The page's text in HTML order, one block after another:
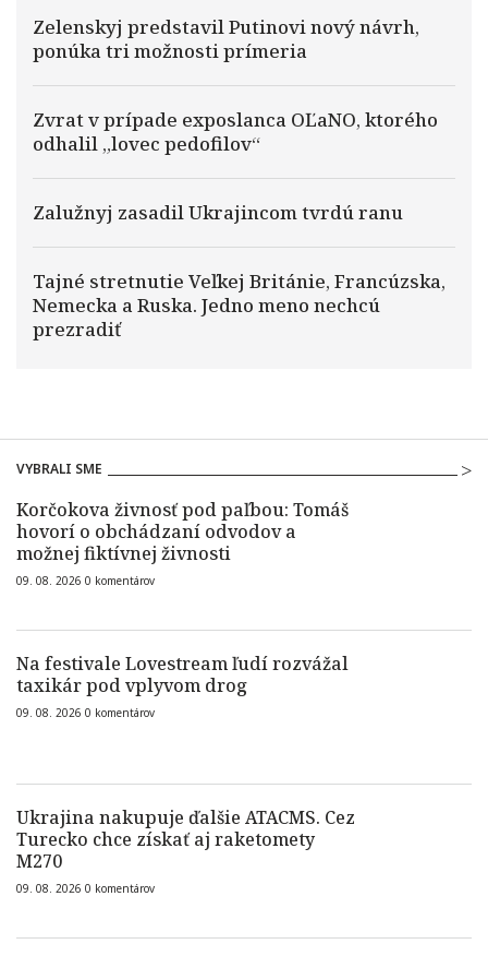
Zelenskyj predstavil Putinovi nový návrh,
ponúka tri možnosti prímeria
Zvrat v prípade exposlanca OĽaNO, ktorého
odhalil „lovec pedofilov“
Zalužnyj zasadil Ukrajincom tvrdú ranu
Tajné stretnutie Veľkej Británie, Francúzska,
Nemecka a Ruska. Jedno meno nechcú
prezradiť
VYBRALI SME
Korčokova živnosť pod paľbou: Tomáš
hovorí o obchádzaní odvodov a
možnej fiktívnej živnosti
09. 08. 2026 0 komentárov
Na festivale Lovestream ľudí rozvážal
taxikár pod vplyvom drog
09. 08. 2026 0 komentárov
Ukrajina nakupuje ďalšie ATACMS. Cez
Turecko chce získať aj raketomety
M270
09. 08. 2026 0 komentárov